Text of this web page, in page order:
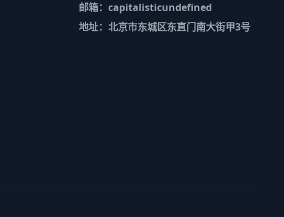
邮箱：capitalisticundefined
地址：北京市东城区东直门南大街甲3号